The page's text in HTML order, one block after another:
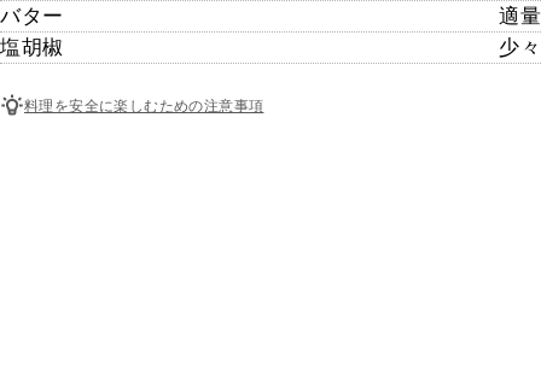
バター
適量
塩胡椒
少々
料理を安全に楽しむための注意事項